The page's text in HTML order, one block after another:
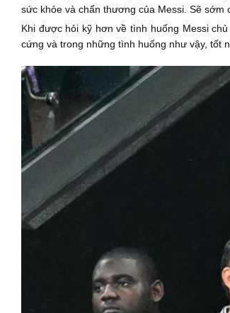
sức khỏe và chấn thương của Messi. Sẽ sớm
Khi được hỏi kỹ hơn về tình huống Messi
cứng và trong những tình huống như vậy, tốt